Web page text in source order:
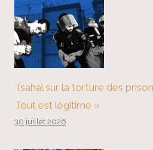
Tsahal sur la torture des
Tout est légitime »
30 juillet 2026